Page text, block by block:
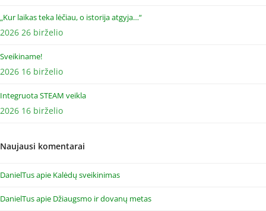
„Kur laikas teka lėčiau, o istorija atgyja…“
2026 26 birželio
Sveikiname!
2026 16 birželio
Integruota STEAM veikla
2026 16 birželio
Naujausi komentarai
DanielTusapie Kalėdų sveikinimas
DanielTusapie Džiaugsmo ir dovanų metas